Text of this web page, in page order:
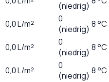
(niedrig)
0,0L/m²
0
(niedrig) 8 °C
0,0L/m²
0
(niedrig) 8 °C
0,0L/m²
0
(niedrig) 8 °C